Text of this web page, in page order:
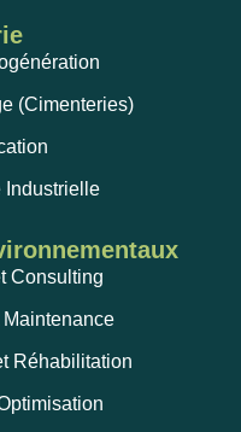
(Cimenteries)
Industrielle
Consulting
Réhabilitation